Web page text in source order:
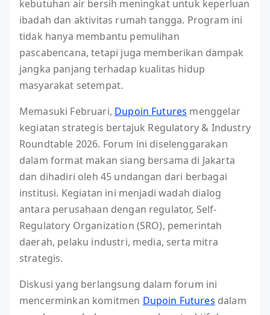
kebutuhan air bersih meningkat untuk keperluan
ibadah dan aktivitas rumah tangga. Program ini
tidak hanya membantu pemulihan
pascabencana, tetapi juga memberikan dampak
jangka panjang terhadap kualitas hidup
masyarakat setempat.
Memasuki Februari, Dupoin Futures menggelar
kegiatan strategis bertajuk Regulatory & Industry
Roundtable 2026. Forum ini diselenggarakan
dalam format makan siang bersama di Jakarta
dan dihadiri oleh 45 undangan dari berbagai
institusi. Kegiatan ini menjadi wadah dialog
antara perusahaan dengan regulator, Self-
Regulatory Organization (SRO), pemerintah
daerah, pelaku industri, media, serta mitra
strategis.
Diskusi yang berlangsung dalam forum ini
mencerminkan komitmen Dupoin Futures dalam